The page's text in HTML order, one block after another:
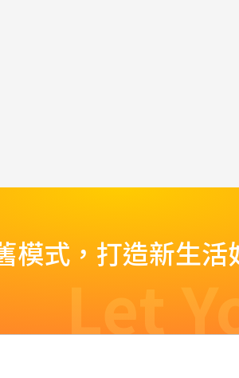
模式，打造新生活
Let